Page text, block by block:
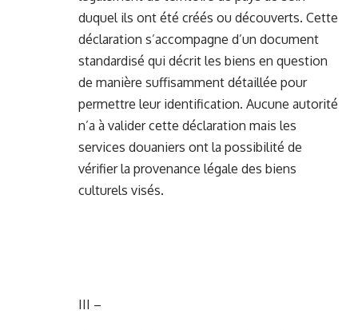
duquel ils ont été créés ou découverts. Cette
déclaration s’accompagne d’un document
standardisé qui décrit les biens en question
de manière suffisamment détaillée pour
permettre leur identification. Aucune autorité
n’a à valider cette déclaration mais les
services douaniers ont la possibilité de
vérifier la provenance légale des biens
culturels visés.
III –